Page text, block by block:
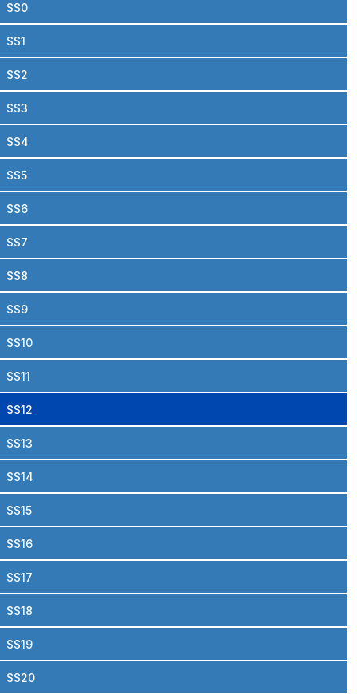
SS0
SS1
SS2
SS3
SS4
SS5
SS6
SS7
SS8
SS9
SS10
SS11
SS12
SS13
SS14
SS15
SS16
SS17
SS18
SS19
SS20